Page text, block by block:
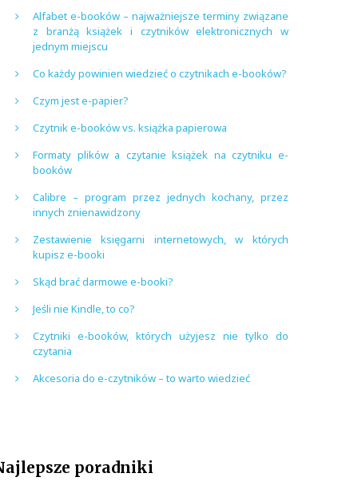
Alfabet e-booków – najważniejsze terminy związane
z branżą książek i czytników elektronicznych w
jednym miejscu
Co każdy powinien wiedzieć o czytnikach e-booków?
Czym jest e-papier?
Czytnik e-booków vs. książka papierowa
Formaty plików a czytanie książek na czytniku e-
booków
Calibre – program przez jednych kochany, przez
innych znienawidzony
Zestawienie księgarni internetowych, w których
kupisz e-booki
Skąd brać darmowe e-booki?
Jeśli nie Kindle, to co?
Czytniki e-booków, których użyjesz nie tylko do
czytania
Akcesoria do e-czytników – to warto wiedzieć
poradniki